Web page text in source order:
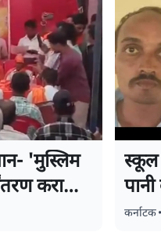
'मुस्लिम
कराओ,
स्कूल
कर्नाटक•